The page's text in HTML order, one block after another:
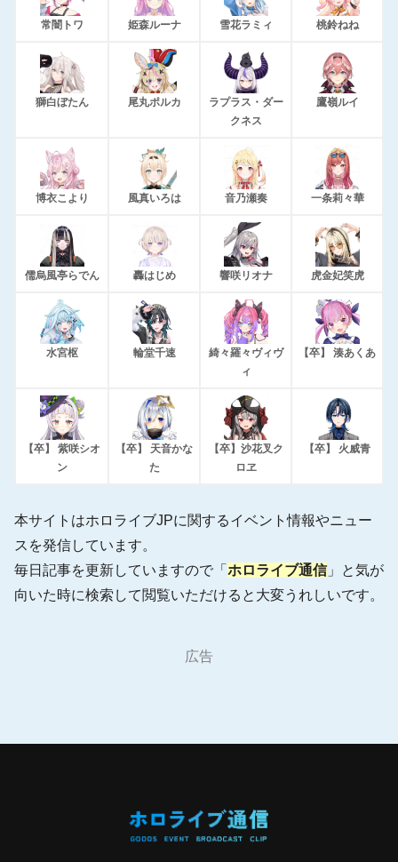
常闇トワ 姫森ルーナ 雪花ラミィ 桃鈴ねね
獅白ぼたん 尾丸ポルカ
ラプラス・ダー
クネス
鷹嶺ルイ
博衣こより 風真いろは 音乃瀬奏 一条莉々華
儒烏風亭らでん 轟はじめ 響咲リオナ 虎金妃笑虎
水宮枢 輪堂千速
綺々羅々ヴィヴ
ィ
【卒】 湊あくあ
【卒】 紫咲シオ
ン
【卒】 天音かな
た
【卒】沙花叉ク
ロヱ
【卒】 火威青
本サイトはホロライブJPに関するイベント情報やニュー
スを発信しています。
毎日記事を更新していますので「 ホロライブ通信 」と気が
向いた時に検索して閲覧いただけると大変うれしいです。
広告